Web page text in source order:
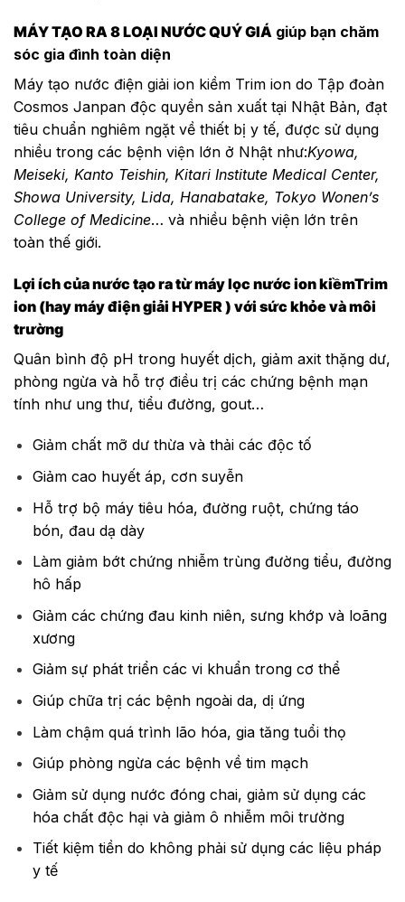
MÁY TẠO RA 8 LOẠI NƯỚC QUÝ GIÁ giúp bạn chăm
sóc gia đình toàn diện
Máy tạo nước điện giải ion kiềm Trim ion do Tập đoàn
Cosmos Janpan độc quyền sản xuất tại Nhật Bản, đạt
tiêu chuẩn nghiêm ngặt về thiết bị y tế, được sử dụng
nhiều trong các bệnh viện lớn ở Nhật như:Kyowa,
Meiseki, Kanto Teishin, Kitari Institute Medical Center,
Showa University, Lida, Hanabatake, Tokyo Wonen’s
College of Medicine… và nhiều bệnh viện lớn trên
toàn thế giới.
Lợi ích của nước tạo ra từ máy lọc nước ion kiềmTrim
ion (hay máy điện giải HYPER ) với sức khỏe và môi
trường
Quân bình độ pH trong huyết dịch, giảm axit thặng dư,
phòng ngừa và hỗ trợ điều trị các chứng bệnh mạn
tính như ung thư, tiểu đường, gout…
Giảm chất mỡ dư thừa và thải các độc tố
Giảm cao huyết áp, cơn suyễn
Hỗ trợ bộ máy tiêu hóa, đường ruột, chứng táo
bón, đau dạ dày
Làm giảm bớt chứng nhiễm trùng đường tiểu, đường
hô hấp
Giảm các chứng đau kinh niên, sưng khớp và loãng
xương
Giảm sự phát triển các vi khuẩn trong cơ thể
Giúp chữa trị các bệnh ngoài da, dị ứng
Làm chậm quá trình lão hóa, gia tăng tuổi thọ
Giúp phòng ngừa các bệnh về tim mạch
Giảm sử dụng nước đóng chai, giảm sử dụng các
hóa chất độc hại và giảm ô nhiễm môi trường
Tiết kiệm tiền do không phải sử dụng các liệu pháp
y tế